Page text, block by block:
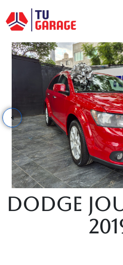
Dodge